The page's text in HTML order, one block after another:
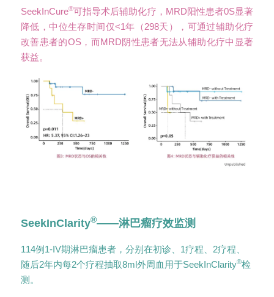
SeekInCure®可指导术后辅助化疗，MRD阳性患者0S显著
降低，中位生存时间仅<1年（298天），可通过辅助化疗
改善患者的OS，而MRD阴性患者无法从辅助化疗中显著
获益。
SeekInClarity®——淋巴瘤疗效监测
114例1-IV期淋巴瘤患者，分别在初诊、1疗程、2疗程、
随后2年内每2个疗程抽取8ml外周血用于SeekInClarity®检
测。